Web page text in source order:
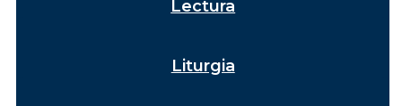
Lectura
Liturgia